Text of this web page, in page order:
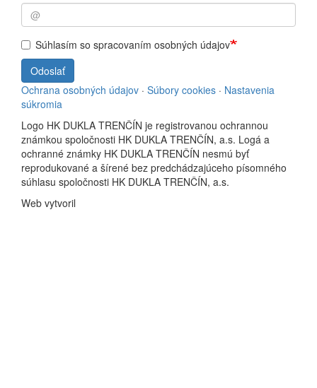
Súhlasím so spracovaním osobných údajov
Odoslať
Ochrana osobných údajov · Súbory cookies · Nastavenia
súkromia
Logo HK DUKLA TRENČÍN je registrovanou ochrannou
známkou spoločnosti HK DUKLA TRENČÍN, a.s. Logá a
ochranné známky HK DUKLA TRENČÍN nesmú byť
reprodukované a šírené bez predchádzajúceho písomného
súhlasu spoločnosti HK DUKLA TRENČÍN, a.s.
Web vytvoril